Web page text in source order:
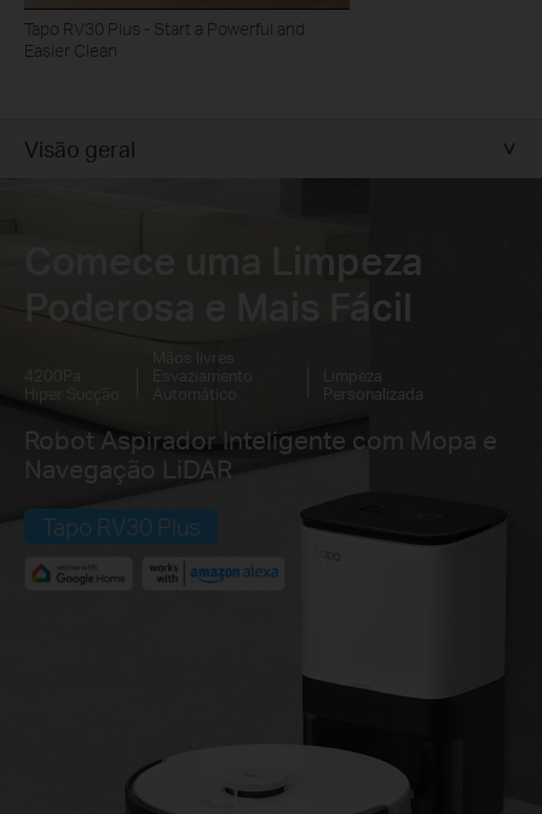
Tapo RV30 Plus - Start a Powerful and
Easier Clean
Visão geral
Comece uma Limpeza
Poderosa e Mais Fácil
Hiper Sucção
Mãos livres
Esvaziamento
Automático
Limpeza
Personalizada
Robot Aspirador Inteligente com Mopa e
Navegação LiDAR
Tapo RV30 Plus